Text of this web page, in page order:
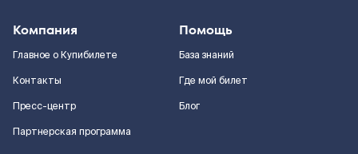
Компания
Главное о Купибилете
Контакты
Пресс-центр
Партнерская программа
Помощь
База знаний
Где мой билет
Блог